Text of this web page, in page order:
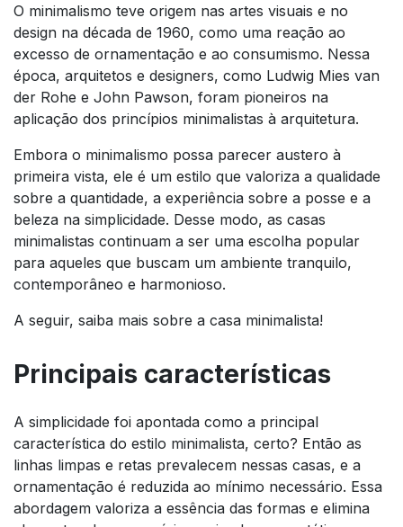
O minimalismo teve origem nas artes visuais e no
design na década de 1960, como uma reação ao
excesso de ornamentação e ao consumismo. Nessa
época, arquitetos e designers, como Ludwig Mies van
der Rohe e John Pawson, foram pioneiros na
aplicação dos princípios minimalistas à arquitetura.
Embora o minimalismo possa parecer austero à
primeira vista, ele é um estilo que valoriza a qualidade
sobre a quantidade, a experiência sobre a posse e a
beleza na simplicidade. Desse modo, as casas
minimalistas continuam a ser uma escolha popular
para aqueles que buscam um ambiente tranquilo,
contemporâneo e harmonioso.
A seguir, saiba mais sobre a casa minimalista!
Principais características
A simplicidade foi apontada como a principal
característica do estilo minimalista, certo? Então as
linhas limpas e retas prevalecem nessas casas, e a
ornamentação é reduzida ao mínimo necessário. Essa
abordagem valoriza a essência das formas e elimina